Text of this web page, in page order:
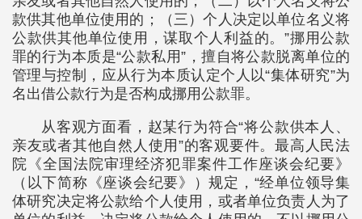
款供其他单位使用的；（三）个人决定以单位名义将
公款供其他单位使用，谋取个人利益的。”挪用公款
罪的行为本质是“公款私用”，擅自将公款脱离单位的
管理与控制，应从行为本质认定个人以“集体研究”为
名出借公款行为是否构成挪用公款罪。
从客观方面看，赵某行为符合“将公款供本人、
亲友或者其他自然人使用”的客观要件。最高人民法
院《全国法院审理经济犯罪案件工作座谈会纪要》
（以下简称《座谈会纪要》）规定，“经单位领导集
体研究决定将公款给个人使用，或者单位负责人为了